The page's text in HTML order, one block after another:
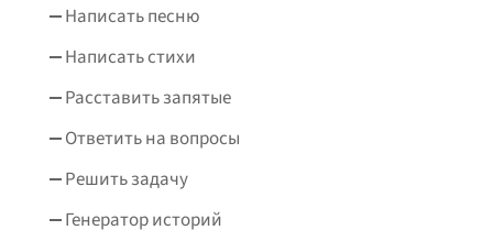
Написать песню
Написать стихи
Расставить запятые
Ответить на вопросы
Решить задачу
Генератор историй